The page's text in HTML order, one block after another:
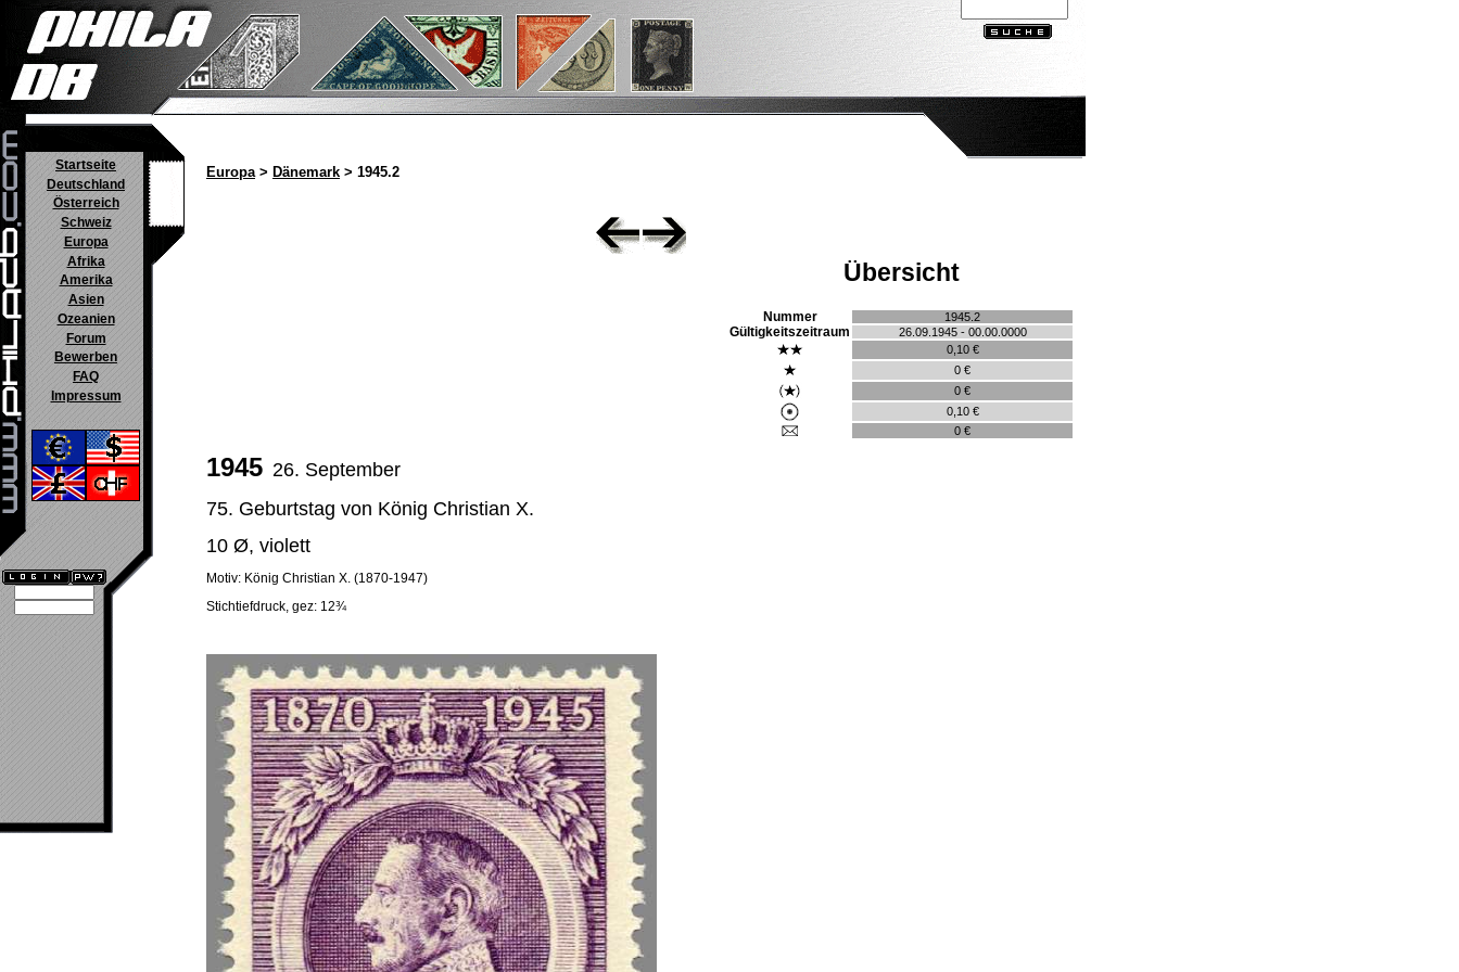
Startseite
Deutschland
Österreich
Schweiz
Europa
Afrika
Amerika
Asien
Ozeanien
Forum
Bewerben
FAQ
Impressum
Europa> Dänemark > 1945.2
Übersicht
Nummer
1945.2
Gültigkeitszeitraum
26.09.1945 - 00.00.0000
0,10 €
0 €
0 €
0,10 €
0 €
1945 26. September
75. Geburtstag von König Christian X.
10 Ø, violett
Motiv: König Christian X. (1870-1947)
Stichtiefdruck, gez: 12¾